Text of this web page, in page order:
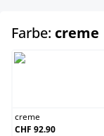
Farbe: creme
creme
CHF 92.90